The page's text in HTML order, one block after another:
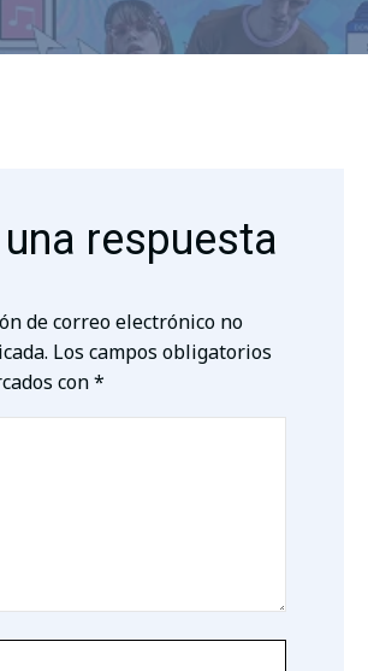
una respuesta
de correo electrónico no
Los campos obligatorios
con*